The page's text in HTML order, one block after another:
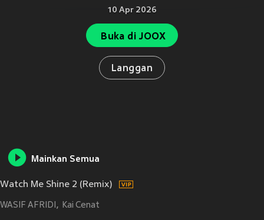
10 Apr 2026
Buka di JOOX
Langgan
Mainkan Semua
Watch Me Shine 2 (Remix)
WASIF AFRIDI Kai Cenat